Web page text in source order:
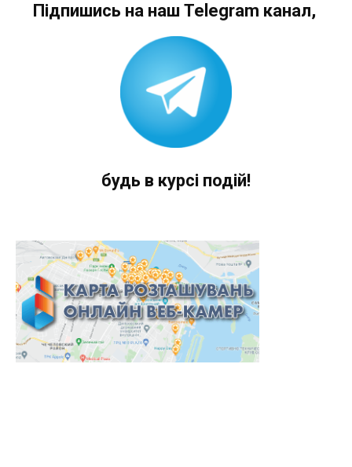
Підпишись на наш Telegram канал,
будь в курсі подій!